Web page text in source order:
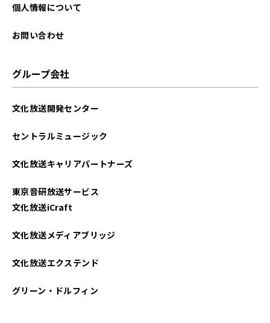
個人情報について
お問い合わせ
グループ会社
文化放送開発センター
セントラルミュージック
文化放送キャリアパートナーズ
東京音研放送サービス
文化放送iCraft
文化放送メディアブリッジ
文化放送エクステンド
グリーン・ドルフィン